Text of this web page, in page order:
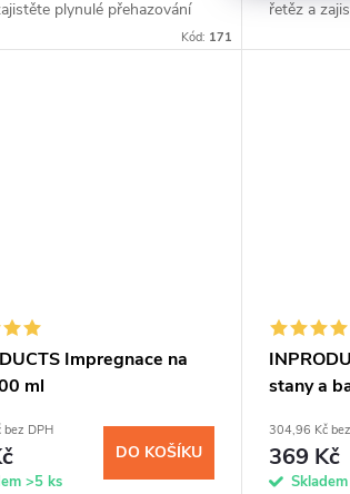
plynulé přehazování
s NANOPROTECH Bicycle.Kód: 171
řetěz a
rychlostí s
Impregnace na
ml
DPH
>5 ks
DO KOŠÍKU
stany a
304,96 Kč
369 Kč